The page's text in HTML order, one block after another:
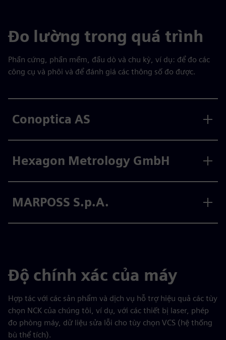
Đo lường trong quá trình
Phần cứng, phần mềm, đầu dò và chu kỳ, ví dụ: để đo các
công cụ và phôi và để đánh giá các thông số đo được.
Conoptica AS
Hexagon Metrology GmbH
MARPOSS S.p.A.
Độ chính xác của máy
Hợp tác với các sản phẩm và dịch vụ hỗ trợ hiệu quả các tùy
chọn NCK của chúng tôi, ví dụ, với các thiết bị laser, phép
đo phòng máy, dữ liệu sửa lỗi cho tùy chọn VCS (hệ thống
bù thể tích).